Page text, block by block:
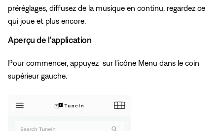
préréglages, diffusez de la musique en continu, regardez ce
qui joue et plus encore.
Aperçu de l'application
Pour commencer, appuyez sur l'icône Menu dans le coin
supérieur gauche.